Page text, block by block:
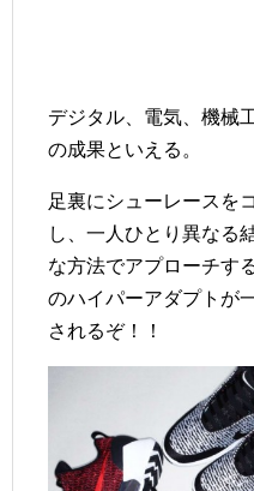
デジタル、電気、機械
の成果といえる。
足裏にシューレースを
し、一人ひとり異なる
な方法でアプローチす
のハイパーアダプトが
されるぞ！！